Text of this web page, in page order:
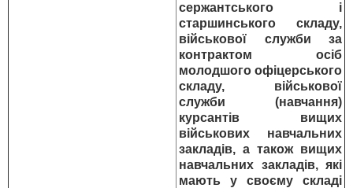
сержантського і
старшинського складу,
військової служби за
контрактом осіб
молодшого офіцерського
складу, військової
служби (навчання)
курсантів вищих
військових навчальних
закладів, а також вищих
навчальних закладів, які
мають у своєму складі